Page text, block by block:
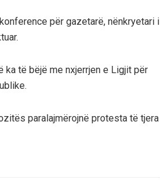
për gazetarë, nënkryetari i
të bëjë me nxjerrjen e Ligjit për
paralajmërojnë protesta të tjera